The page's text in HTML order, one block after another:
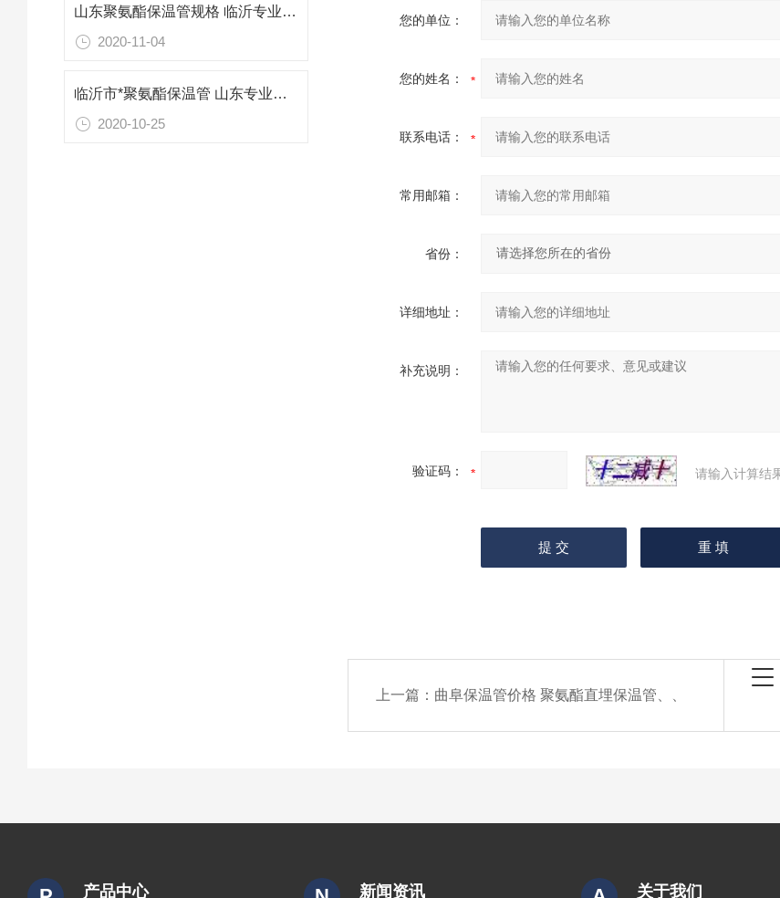
山东聚氨酯保温管规格 临沂专业防腐保温材料
2020-11-04
临沂市*聚氨酯保温管 山东专业防腐保温材料
2020-10-25
您的单位：
您的姓名：
联系电话：
常用邮箱：
省份：
详细地址：
补充说明：
验证码： 请输入计算结
上一篇： 曲阜保温管价格 聚氨酯直埋保温管、、
产品中心 新闻资讯 关于我们